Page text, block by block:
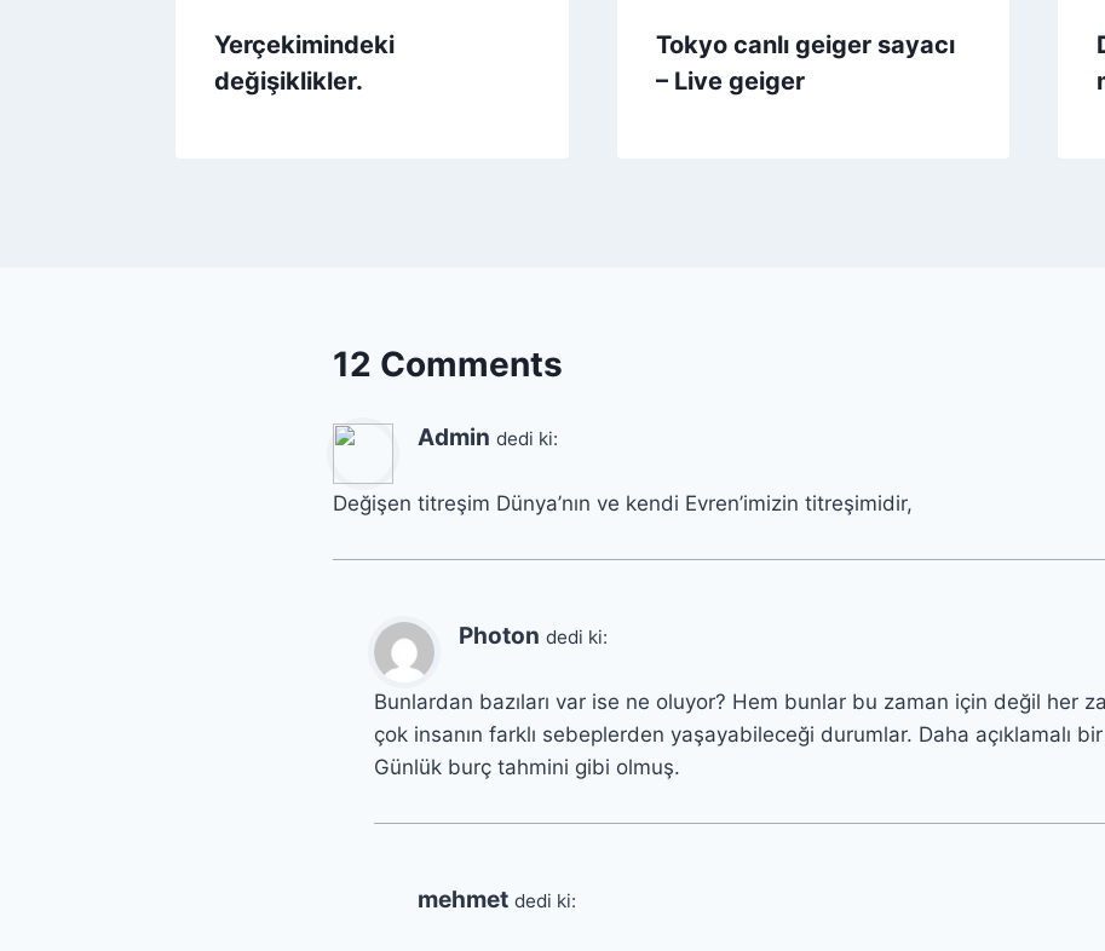
Yerçekimindeki
değişiklikler.
Tokyo canlı geiger sayacı
– Live geiger
12 Comments
Admin dedi ki:
Değişen titreşim Dünya’nın ve kendi Evren’imizin titreşimidir,
Photon dedi ki:
Bunlardan bazıları var ise ne oluyor? Hem bunlar bu zaman için değil her
çok insanın farklı sebeplerden yaşayabileceği durumlar. Daha açıklamalı bir
Günlük burç tahmini gibi olmuş.
mehmet dedi ki: